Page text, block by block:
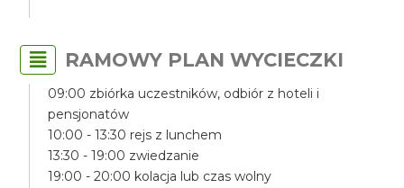
RAMOWY PLAN WYCIECZKI
09:00 zbiórka uczestników, odbiór z hoteli i
pensjonatów
10:00 - 13:30 rejs z lunchem
13:30 - 19:00 zwiedzanie
19:00 - 20:00 kolacja lub czas wolny